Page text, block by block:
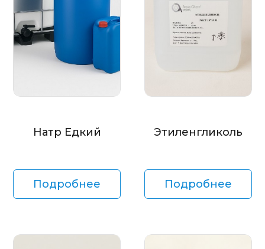
Натр Едкий
Подробнее
Этиленгликоль
Подробнее